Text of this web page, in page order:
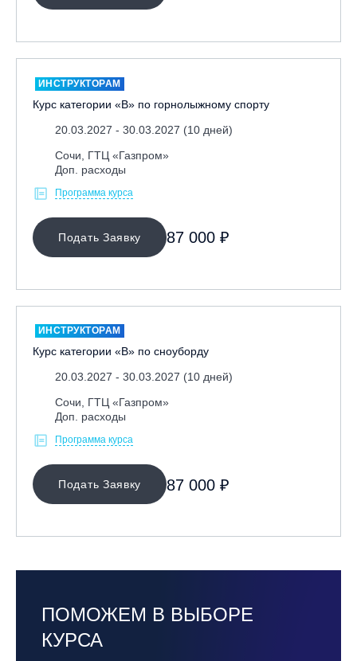
Ярославль, СП «Изгиб»
ОЧИСТИТЬ ФИЛЬТР
ИНСТРУКТОРАМ
Курс категории «В» по горнолыжному спорту
20.03.2027 - 30.03.2027 (10 дней)
Сочи, ГТЦ «Газпром»
Доп. расходы
Программа курса
Подать Заявку 87 000 ₽
ИНСТРУКТОРАМ
Курс категории «В» по сноуборду
20.03.2027 - 30.03.2027 (10 дней)
Сочи, ГТЦ «Газпром»
Доп. расходы
Программа курса
Подать Заявку 87 000 ₽
ПОМОЖЕМ В ВЫБОРЕ
КУРСА